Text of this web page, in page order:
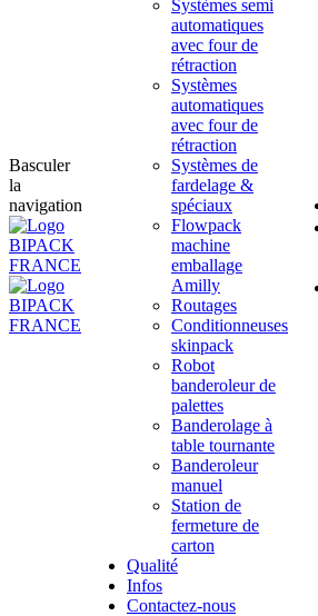
Basculer
la
navigation
Systèmes semi
automatiques
avec four de
rétraction
Systèmes
automatiques
avec four de
rétraction
Systèmes de
fardelage &
spéciaux
Flowpack
machine
emballage
Amilly
Routages
Conditionneuses
skinpack
Robot
banderoleur de
palettes
Banderolage à
table tournante
Banderoleur
manuel
Station de
fermeture de
carton
Qualité
Infos
Contactez-nous